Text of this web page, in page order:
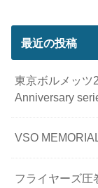
最近の投稿
東京ボルメッ
Anniversary
VSO
フライヤーズ圧